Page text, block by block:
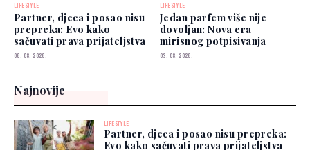
LIFESTYLE
Partner, djeca i posao nisu
prepreka: Evo kako
sačuvati prava prijateljstva
06. 08. 2026.
LIFESTYLE
Jedan parfem više nije
dovoljan: Nova era
mirisnog potpisivanja
03. 08. 2026.
Najnovije
LIFESTYLE
Partner, djeca i posao nisu prepreka:
Evo kako sačuvati prava prijateljstva